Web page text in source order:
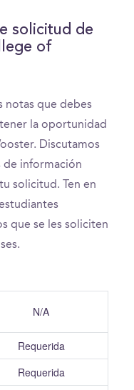
solicitud de
of
notas que debes
la oportunidad
Discutamos
de información
solicitud. Ten en
que se les soliciten
N/A
Requerida
Requerida